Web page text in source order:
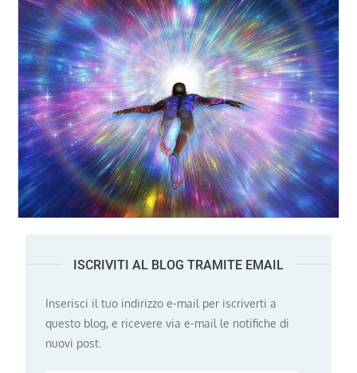
ISCRIVITI AL BLOG TRAMITE EMAIL
Inserisci il tuo indirizzo e-mail per iscriverti a
questo blog, e ricevere via e-mail le notifiche di
nuovi post.